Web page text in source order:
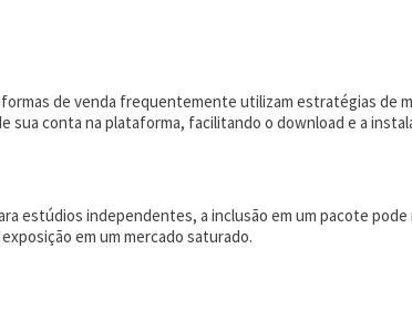
de venda frequentemente utilizam estratégias de
sua conta na plataforma, facilitando o download e a
estúdios independentes, a inclusão em um pacote
em um mercado saturado.